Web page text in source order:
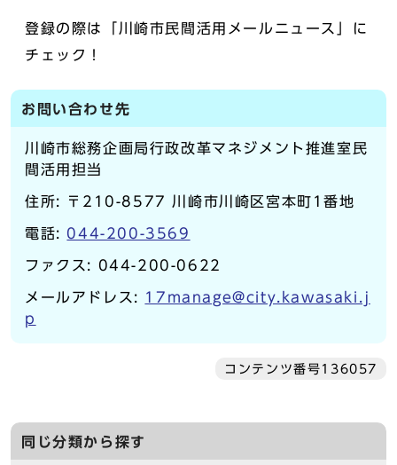
登録の際は「川崎市民間活用メールニュース」に
チェック！
お問い合わせ先
川崎市総務企画局行政改革マネジメント推進室民
間活用担当
住所: 〒210-8577 川崎市川崎区宮本町1番地
電話: 044-200-3569
ファクス: 044-200-0622
メールアドレス: 17manage@city.kawasaki.j
p
コンテンツ番号136057
同じ分類から探す